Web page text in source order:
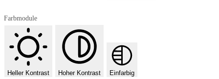
Farbmodule
Heller Kontrast Hoher Kontrast
Einfarbig